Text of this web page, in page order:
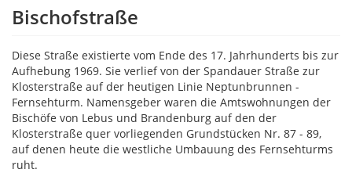
Bischofstraße
Diese Straße existierte vom Ende des 17. Jahrhunderts bis zur
Aufhebung 1969. Sie verlief von der Spandauer Straße zur
Klosterstraße auf der heutigen Linie Neptunbrunnen -
Fernsehturm. Namensgeber waren die Amtswohnungen der
Bischöfe von Lebus und Brandenburg auf den der
Klosterstraße quer vorliegenden Grundstücken Nr. 87 - 89,
auf denen heute die westliche Umbauung des Fernsehturms
ruht.